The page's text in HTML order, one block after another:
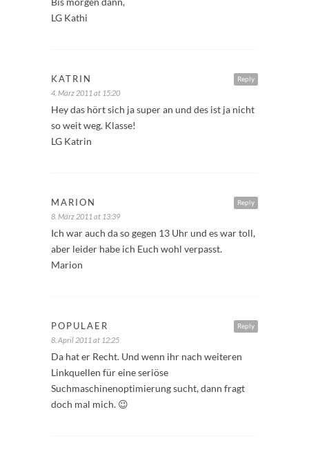
LG Kathi
Reply
KATRIN
4. März 2011 at 15:20
Hey das hört sich ja super an und des ist ja nicht
so weit weg. Klasse!
LG Katrin
Reply
MARION
8. März 2011 at 13:39
Ich war auch da so gegen 13 Uhr und es war toll,
aber leider habe ich Euch wohl verpasst.
Marion
Reply
POPULAER
8. April 2011 at 12:25
Da hat er Recht. Und wenn ihr nach weiteren
Linkquellen für eine seriöse
Suchmaschinenoptimierung sucht, dann fragt
doch mal mich. 😉